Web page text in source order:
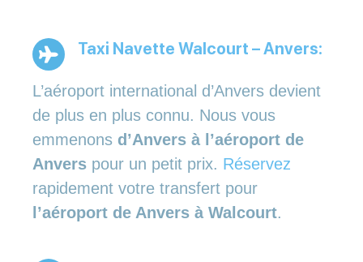
Taxi Navette Walcourt – Anvers:
L’aéroport international d’Anvers devient
de plus en plus connu. Nous vous
emmenons d’Anvers à l’aéroport de
Anvers pour un petit prix. Réservez
rapidement votre transfert pour
l’aéroport de Anvers à Walcourt.